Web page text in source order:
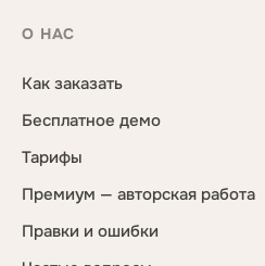
О НАС
Как заказать
Бесплатное демо
Тарифы
Премиум — авторская работа
Правки и ошибки